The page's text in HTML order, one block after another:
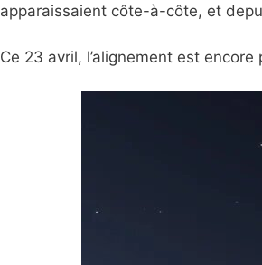
apparaissaient côte-à-côte, et
Ce 23 avril, l’alignement est